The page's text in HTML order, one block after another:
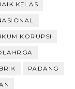
KELAS
KORUPSI
PADANG